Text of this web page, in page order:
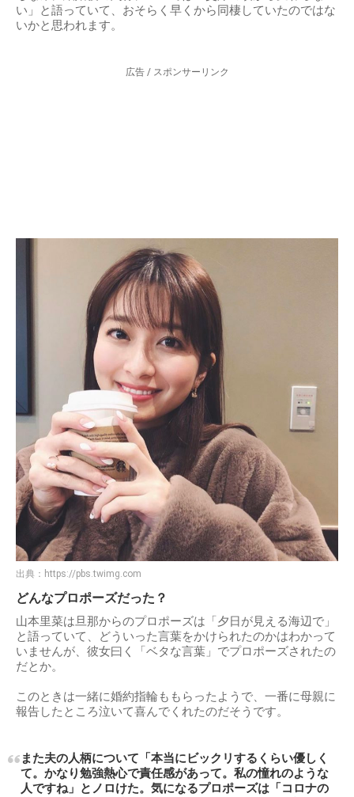
い」と語っていて、おそらく早くから同棲していたのではな
いかと思われます。
広告 / スポンサーリンク
出典： https://pbs.twimg.com
どんなプロポーズだった？
山本里菜は旦那からのプロポーズは「夕日が見える海辺で」
と語っていて、どういった言葉をかけられたのかはわかって
いませんが、彼女曰く「ベタな言葉」でプロポーズされたの
だとか。
このときは一緒に婚約指輪ももらったようで、一番に母親に
報告したところ泣いて喜んでくれたのだそうです。
また夫の人柄について「本当にビックリするくらい優しく
て。かなり勉強熱心で責任感があって。私の憧れのような
人ですね」とノロけた。気になるプロポーズは「コロナの